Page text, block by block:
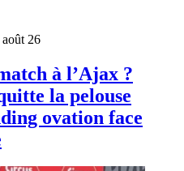
août 26
à l’Ajax ?
la pelouse
ovation face